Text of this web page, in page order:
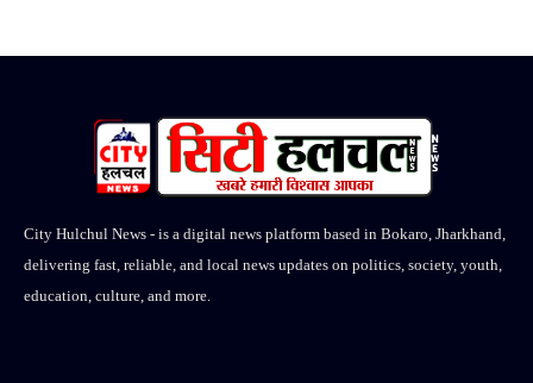
City Hulchul News - is a digital news platform based in Bokaro, Jharkhand,
delivering fast, reliable, and local news updates on politics, society, youth,
education, culture, and more.